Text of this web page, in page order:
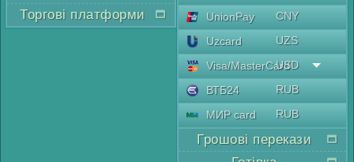
Торгові платформи
UnionPay
CNY
Uzcard
UZS
Visa/MasterCard
USD
ВТБ24
RUB
МИР card
RUB
Грошові перекази